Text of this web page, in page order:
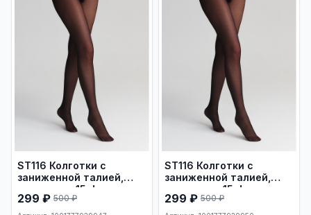
ST116 Колготки с
заниженной талией,
плотность 15 den, цвет
черный, размер L
299 ₽ 500 ₽
ST116 Колготки с
заниженной талией,
плотность 15 den, цвет
черный, размер XL
299 ₽ 500 ₽